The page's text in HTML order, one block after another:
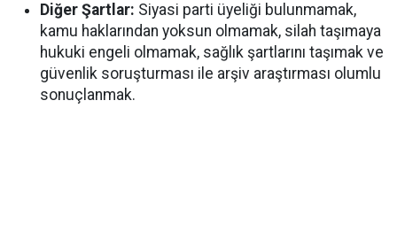
Diğer Şartlar: Siyasi parti üyeliği bulunmamak,
kamu haklarından yoksun olmamak, silah taşımaya
hukuki engeli olmamak, sağlık şartlarını taşımak ve
güvenlik soruşturması ile arşiv araştırması olumlu
sonuçlanmak.